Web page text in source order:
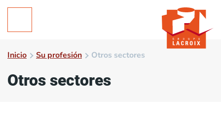
Inicio Su profesión Otros sectores
Otros sectores